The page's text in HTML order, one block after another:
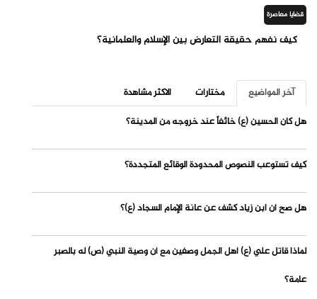
قضايا معاصرة
كيف نفهم حقيقة التعارض بين الإسلام والعلمانية؟
آخر المواضيع مختارات
الاكثر مشاهدة
هل كان الحسين (ع) خائفاً عند خروجه من المدينة؟
كيف تستوعب النصوص المحدودة الوقائع المتجددة؟
هل صح أن ابن زياد كشف عن عانة الإمام السجاد (ع)؟
لماذا قاتل علي (ع) أهل الجمل وصفين مع أن وصية النبي (ص) له بالصبر
عامة؟